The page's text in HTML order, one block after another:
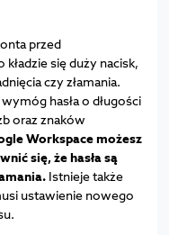
przed
się duży nacisk,
czy złamania.
hasła o długości
oraz znaków
Workspace możesz
się, że hasła są
Istnieje także
ustawienie nowego